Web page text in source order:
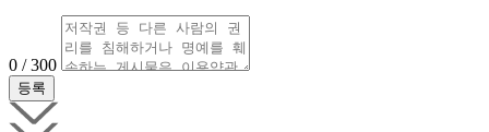
0 / 300